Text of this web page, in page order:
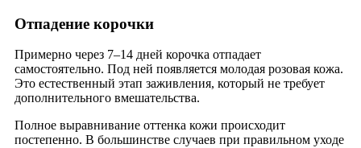
Отпадение корочки
Примерно через 7–14 дней корочка отпадает
самостоятельно. Под ней появляется молодая розовая кожа.
Это естественный этап заживления, который не требует
дополнительного вмешательства.
Полное выравнивание оттенка кожи происходит
постепенно. В большинстве случаев при правильном уходе